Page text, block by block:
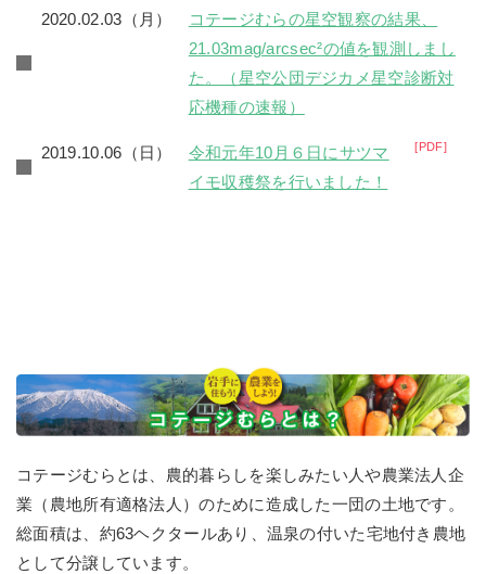
2020.02.03（月）
コテージむらの星空観察の結果、
21.03mag/arcsec²の値を観測しまし
た。（星空公団デジカメ星空診断対
応機種の速報）
2019.10.06（日） 令和元年10月６日にサツマ
イモ収穫祭を行いました！
PDF
コテージむらとは、農的暮らしを楽しみたい人や農業法人企
業（農地所有適格法人）のために造成した一団の土地です。
総面積は、約63ヘクタールあり、温泉の付いた宅地付き農地
として分譲しています。